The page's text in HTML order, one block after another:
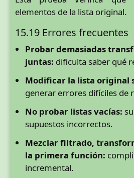
elementos de la lista original.
15.19 Errores frecuentes
Probar demasiadas
juntas: dificulta saber qué
Modificar la lista original
generar errores difíciles de
No probar listas vacías:
supuestos incorrectos.
Mezclar filtrado,
la primera función:
incremental.